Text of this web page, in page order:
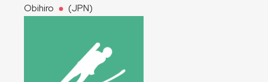
Obihiro
(JPN)